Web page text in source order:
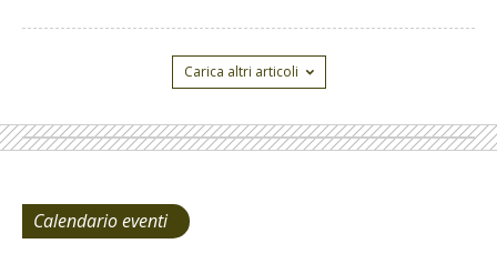
Carica altri articoli
Calendario eventi